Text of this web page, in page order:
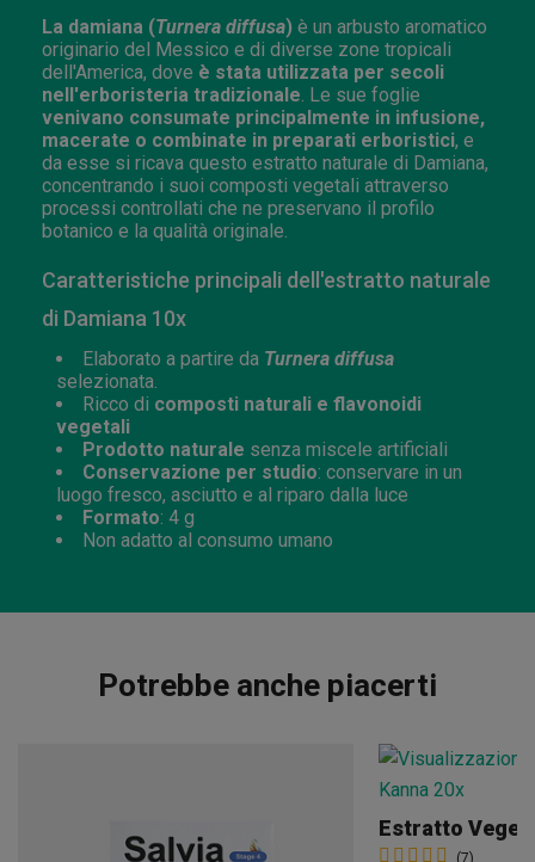
La damiana (Turnera diffusa) è un arbusto aromatico
originario del Messico e di diverse zone tropicali
dell'America, dove è stata utilizzata per secoli
nell'erboristeria tradizionale . Le sue foglie
venivano consumate principalmente in infusione,
macerate o combinate in preparati erboristici, e
da esse si ricava questo estratto naturale di Damiana,
concentrando i suoi composti vegetali attraverso
processi controllati che ne preservano il profilo
botanico e la qualità originale.
Caratteristiche principali dell'estratto naturale
di Damiana 10x
Elaborato a partire da Turnera diffusa
selezionata.
Ricco di composti naturali e flavonoidi
vegetali
Prodotto naturale senza miscele artificiali
Conservazione per studio: conservare in un
luogo fresco, asciutto e al riparo dalla luce
Formato: 4 g
Non adatto al consumo umano
Potrebbe anche piacerti
Estratto
(7)